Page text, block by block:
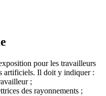
pour les travailleurs
artificiels. Il doit y indiquer :
;
des rayonnements ;